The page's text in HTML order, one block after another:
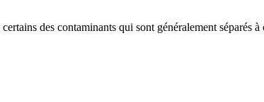
des contaminants qui sont généralement séparés à